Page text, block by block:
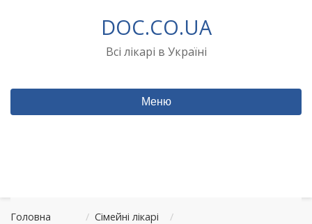
DOC.CO.UA
Всі лікарі в Україні
Меню
Головна / Сімейні лікарі
/